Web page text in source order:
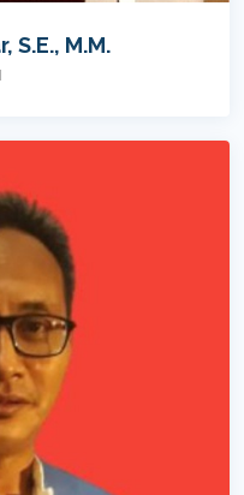
S.E., M.M.